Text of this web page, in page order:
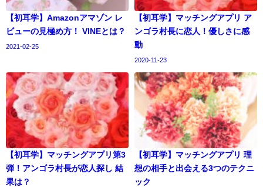
【初耳学】Amazonアマゾン レ
ビューの見極め方！ VINEとは？
2021-02-25
【初耳学】マッチングアプリ ア
ンゴラ村長に恋人！優しさに感
動
2020-11-23
【初耳学】マッチングアプリ第3
弾！アンゴラ村長が恋人探し 結
果は？
【初耳学】マッチングアプリ 理
想の相手と出会える3つのテクニ
ック